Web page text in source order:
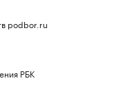
podbor.ru
РБК